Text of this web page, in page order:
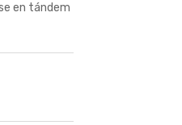
en tándem